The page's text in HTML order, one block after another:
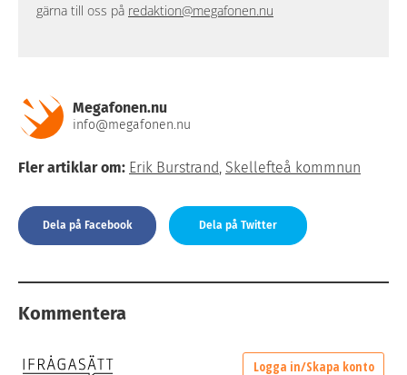
gärna till oss på redaktion@megafonen.nu
Megafonen.nu
info@megafonen.nu
Fler artiklar om: Erik Burstrand, Skellefteå kommnun
Dela på Facebook Dela på Twitter
Kommentera